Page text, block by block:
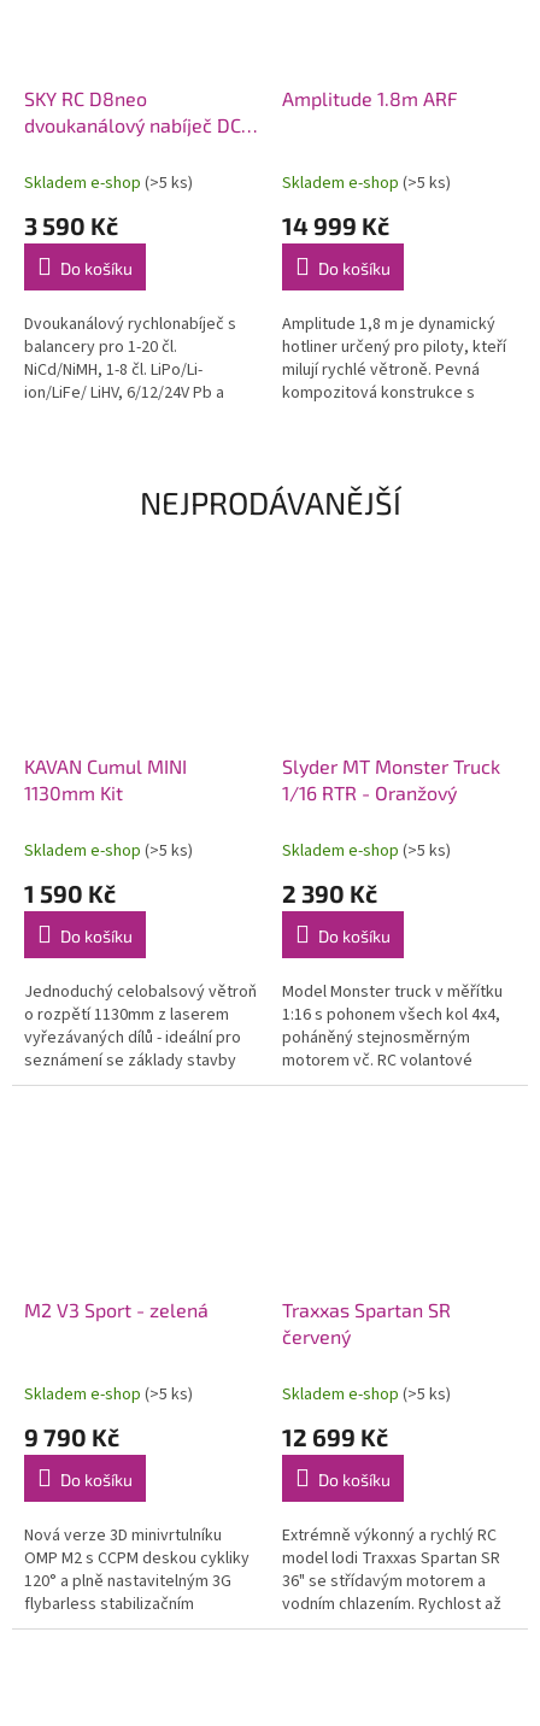
SKY RC D8neo
dvoukanálový nabíječ DC
Skladem e-shop (>5 ks)
3 590 Kč
Do košíku
Dvoukanálový rychlonabíječ s
balancery pro 1-20 čl.
NiCd/NiMH, 1-8 čl. LiPo/Li-
ion/LiFe/ LiHV, 6/12/24V Pb a
Amplitude 1.8m ARF
Skladem e-shop (>5 ks)
14 999 Kč
Do košíku
Amplitude 1,8 m je dynamický
hotliner určený pro piloty, kteří
milují rychlé větroně. Pevná
kompozitová konstrukce s
NEJPRODÁVANĚJŠÍ
KAVAN Cumul MINI
1130mm Kit
Skladem e-shop (>5 ks)
1 590 Kč
Do košíku
Jednoduchý celobalsový větroň
o rozpětí 1130mm z laserem
vyřezávaných dílů - ideální pro
seznámení se základy stavby
modelů letadel. Konstrukce
Slyder MT Monster Truck
1/16 RTR - Oranžový
Skladem e-shop (>5 ks)
2 390 Kč
Do košíku
Model Monster truck v měřítku
1:16 s pohonem všech kol 4x4,
poháněný stejnosměrným
motorem vč. RC volantové
soupravy 2,4 GHz a pohonného
M2 V3 Sport - zelená
Skladem e-shop (>5 ks)
9 790 Kč
Do košíku
Nová verze 3D minivrtulníku
OMP M2 s CCPM deskou cykliky
120° a plně nastavitelným 3G
flybarless stabilizačním
systémem OFS3+ (přepínatelné
Traxxas Spartan SR
červený
Skladem e-shop (>5 ks)
12 699 Kč
Do košíku
Extrémně výkonný a rychlý RC
model lodi Traxxas Spartan SR
36" se střídavým motorem a
vodním chlazením. Rychlost až
80 km/h. Exkluzivní funkce